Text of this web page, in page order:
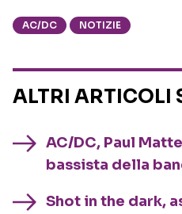
AC/DC NOTIZIE
ALTRI ARTICOLI
AC/DC, Paul
bassista della
Shot in the dark,